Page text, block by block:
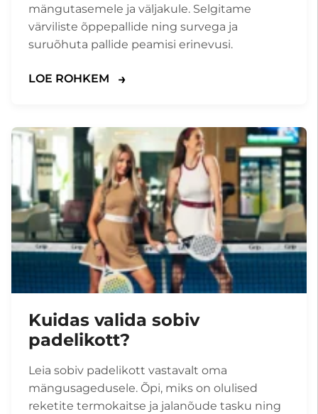
mängutasemele ja väljakule. Selgitame
värviliste õppepallide ning survega ja
suruõhuta pallide peamisi erinevusi.
LOE ROHKEM
Kuidas valida sobiv
padelikott?
Leia sobiv padelikott vastavalt oma
mängusagedusele. Õpi, miks on olulised
reketite termokaitse ja jalanõude tasku ning